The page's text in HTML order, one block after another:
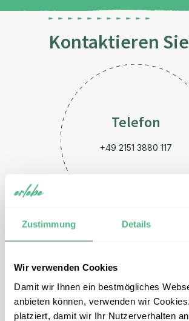
Zustimmung Details
Wir verwenden Cookies
Damit wir Ihnen ein bestmögliches
anbieten können, verwenden wir
platziert, damit wir Ihr Nutzerverhalten
Kontaktieren
Telefon
+49 2151 3880 117
E-Mail
brasilien@erlebe.de